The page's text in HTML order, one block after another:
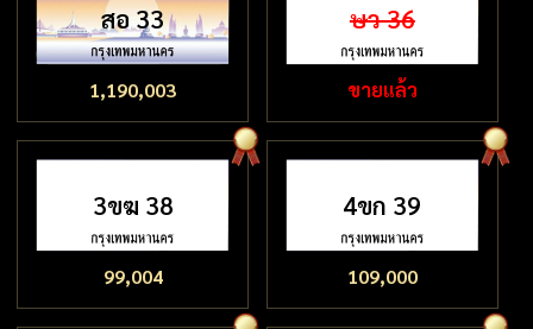
สอ 33
1,190,003
ษว 36
ขายแล้ว
3ขฆ 38
99,004
4ขก 39
109,000